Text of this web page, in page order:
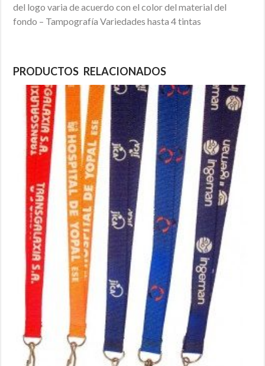
del logo varia de acuerdo con el color del material del
fondo – Tampografía Variedades hasta 4 tintas
PRODUCTOS RELACIONADOS